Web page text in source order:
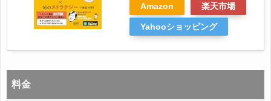
Amazon 楽天市場
Yahooショッピング
料金